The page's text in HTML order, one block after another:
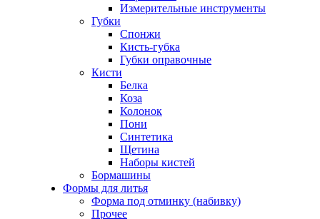
Измерительные инструменты
Губки
Спонжи
Кисть-губка
Губки оправочные
Кисти
Белка
Коза
Колонок
Пони
Синтетика
Щетина
Наборы кистей
Бормашины
Формы для литья
Форма под отминку (набивку)
Прочее